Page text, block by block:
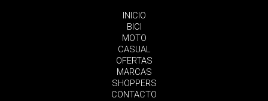
INICIO
BICI
MOTO
CASUAL
OFERTAS
MARCAS
SHOPPERS
CONTACTO